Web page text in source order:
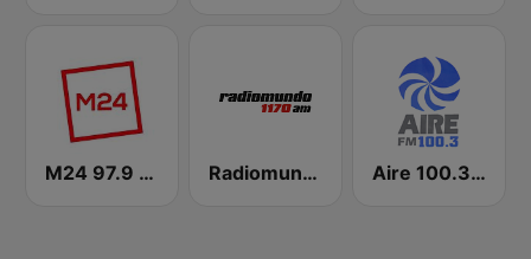
M24 97.9 FM Radiomundo 1170 AM Aire 100.3 FM